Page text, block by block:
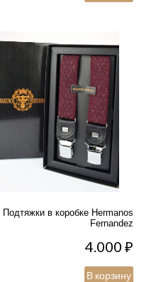
Подтяжки в коробке Hermanos
Fernandez
4.000₽
В корзину